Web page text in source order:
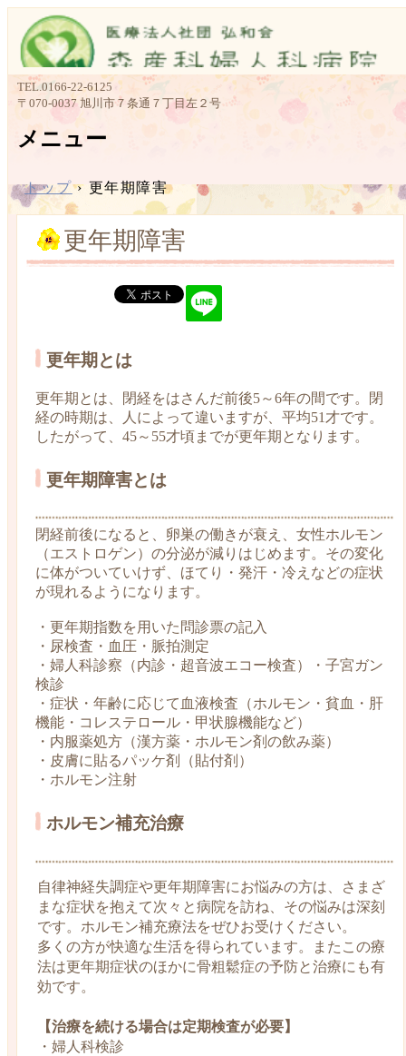
TEL.0166-22-6125
〒070-0037 旭川市７条通７丁目左２号
メニュー
ン
テ
ン
へ
トップ › 更年期障害
更年期障害
更年期とは
更年期とは、閉経をはさんだ前後5～6年の間です。閉
経の時期は、人によって違いますが、平均51才です。
したがって、45～55才頃までが更年期となります。
更年期障害とは
閉経前後になると、卵巣の働きが衰え、女性ホルモン
（エストロゲン）の分泌が減りはじめます。その変化
に体がついていけず、ほてり・発汗・冷えなどの症状
が現れるようになります。
・更年期指数を用いた問診票の記入
・尿検査・血圧・脈拍測定
・婦人科診察（内診・超音波エコー検査）・子宮ガン
検診
・症状・年齢に応じて血液検査（ホルモン・貧血・肝
機能・コレステロール・甲状腺機能など）
・内服薬処方（漢方薬・ホルモン剤の飲み薬）
・皮膚に貼るパッケ剤（貼付剤）
・ホルモン注射
ホルモン補充治療
自律神経失調症や更年期障害にお悩みの方は、さまざ
まな症状を抱えて次々と病院を訪ね、その悩みは深刻
です。ホルモン補充療法をぜひお受けください。
多くの方が快適な生活を得られています。またこの療
法は更年期症状のほかに骨粗鬆症の予防と治療にも有
効です。
【治療を続ける場合は定期検査が必要】
・婦人科検診